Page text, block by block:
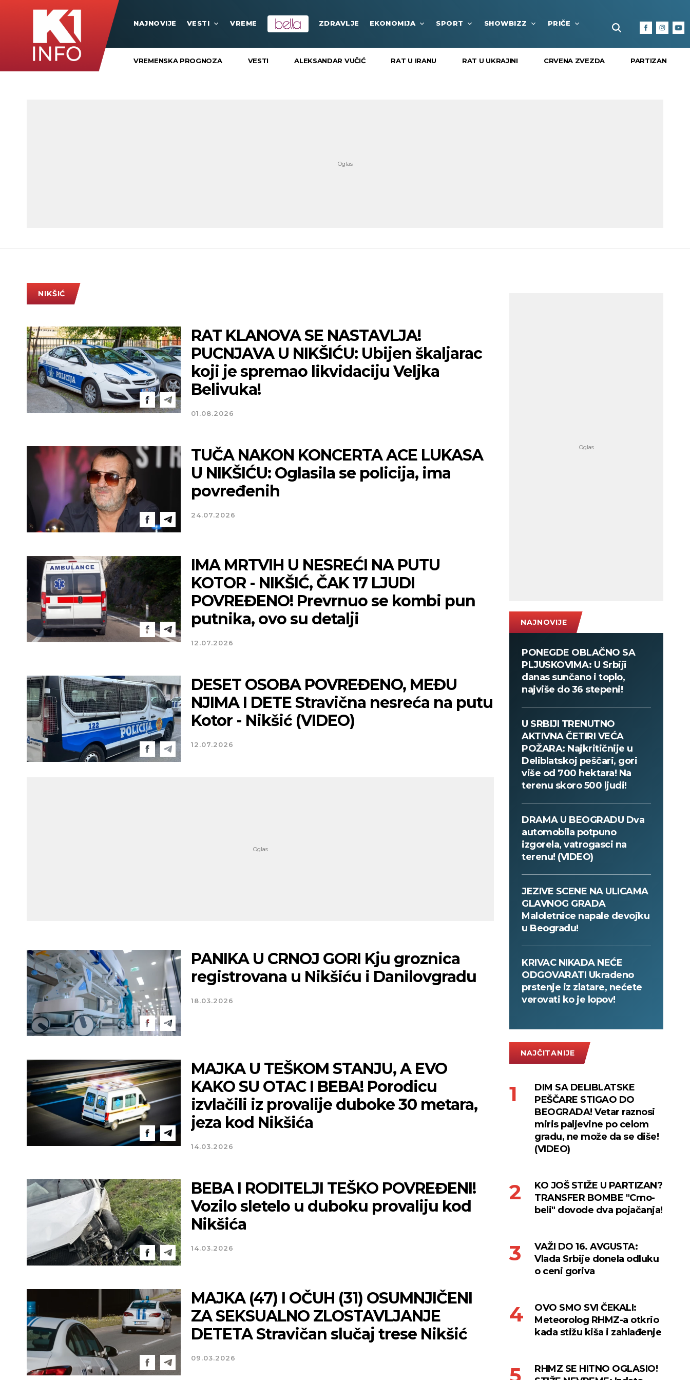
NAJNOVIJE VESTI VREME ZDRAVLJE EKONOMIJA SPORT SHOWBIZZ PRIČE FUN BOX KULTURA I
VREMENSKA PROGNOZA VESTI ALEKSANDAR VUČIĆ RAT U IRANU RAT U UKRAJINI CRVENA ZVEZDA PARTIZAN
NIKŠIĆ
RAT KLANOVA SE NASTAVLJA!
PUCNJAVA U NIKŠIĆU: Ubijen škaljarac
koji je spremao likvidaciju Veljka
Belivuka!
01.08.2026
TUČA NAKON KONCERTA ACE LUKASA
U NIKŠIĆU: Oglasila se policija, ima
povređenih
24.07.2026
IMA MRTVIH U NESREĆI NA PUTU
KOTOR - NIKŠIĆ, ČAK 17 LJUDI
POVREĐENO! Prevrnuo se kombi pun
putnika, ovo su detalji
12.07.2026
DESET OSOBA POVREĐENO, MEĐU
NJIMA I DETE Stravična nesreća na putu
Kotor - Nikšić (VIDEO)
12.07.2026
PANIKA U CRNOJ GORI Kju groznica
registrovana u Nikšiću i Danilovgradu
18.03.2026
MAJKA U TEŠKOM STANJU, A EVO
KAKO SU OTAC I BEBA! Porodicu
izvlačili iz provalije duboke 30 metara,
jeza kod Nikšića
14.03.2026
BEBA I RODITELJI TEŠKO POVREĐENI!
Vozilo sletelo u duboku provaliju kod
Nikšića
14.03.2026
MAJKA (47) I OČUH (31) OSUMNJIČENI
ZA SEKSUALNO ZLOSTAVLJANJE
DETETA Stravičan slučaj trese Nikšić
09.03.2026
NAJNOVIJE
PONEGDE OBLAČNO SA
PLJUSKOVIMA: U Srbiji
danas sunčano i toplo,
najviše do 36 stepeni!
U SRBIJI TRENUTNO
AKTIVNA ČETIRI VEĆA
POŽARA: Najkritičnije u
Deliblatskoj peščari, gori
više od 700 hektara! Na
terenu skoro 500 ljudi!
DRAMA U BEOGRADU Dva
automobila potpuno
izgorela, vatrogasci na
terenu! (VIDEO)
JEZIVE SCENE NA ULICAMA
GLAVNOG GRADA
Maloletnice napale devojku
u Beogradu!
KRIVAC NIKADA NEĆE
ODGOVARATI Ukradeno
prstenje iz zlatare, nećete
verovati ko je lopov!
NAJČITANIJE
DIM SA DELIBLATSKE
PEŠČARE STIGAO DO
BEOGRADA! Vetar raznosi
miris paljevine po celom
gradu, ne može da se diše!
(VIDEO)
KO JOŠ STIŽE U PARTIZAN?
TRANSFER BOMBE "Crno-
beli" dovode dva pojačanja!
VAŽI DO 16. AVGUSTA:
Vlada Srbije donela odluku
o ceni goriva
OVO SMO SVI ČEKALI:
Meteorolog RHMZ-a otkrio
kada stižu kiša i zahlađenje
RHMZ SE HITNO OGLASIO!